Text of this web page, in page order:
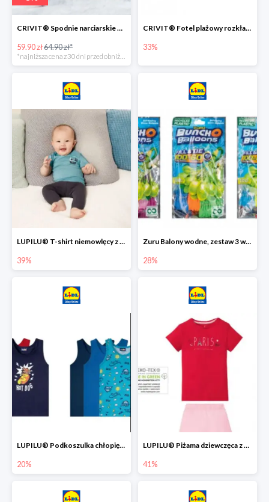
CRIVIT® Spodnie narciarskie dziewczęce
59.90 zł64.90 zł*
*najniższa cena z 30 dni przed obniżką
CRIVIT® Fotel plażowy rozkładany / Brodzik dziecięcy
33%
LUPILU® T-shirt niemowlęcy z biobawełny -39%
39%
Zuru Balony wodne, zestaw 3 wiązek -28%
28%
LUPILU® Podkoszulka chłopięca z bawełny -20%
20%
LUPILU® Piżama dziewczęca z bawełny -41%
41%